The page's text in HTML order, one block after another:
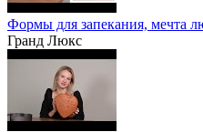
Формы для запекания, мечта
Гранд Люкс